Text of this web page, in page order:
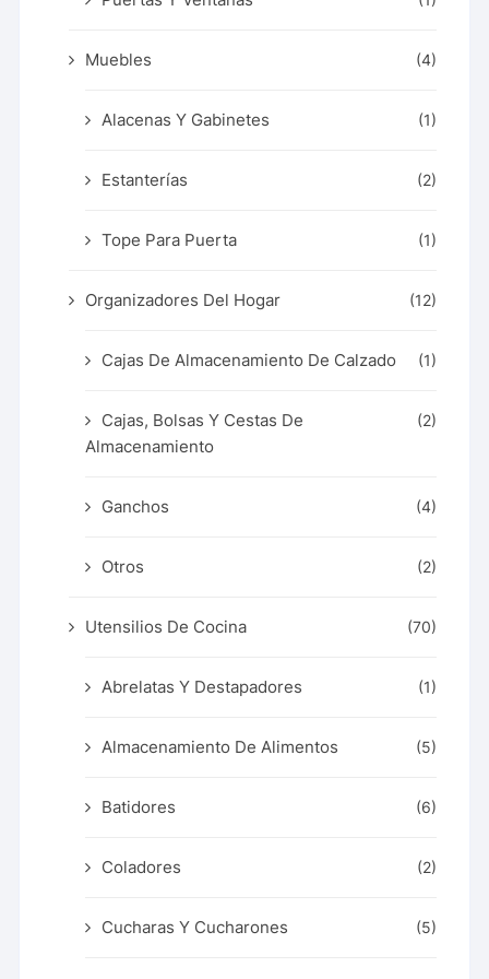
Muebles (4)
Alacenas Y Gabinetes (1)
Estanterías (2)
Tope Para Puerta (1)
Organizadores Del Hogar (12)
Cajas De Almacenamiento De Calzado (1)
Cajas, Bolsas Y Cestas De
Almacenamiento
(2)
Ganchos (4)
Otros (2)
Utensilios De Cocina (70)
Abrelatas Y Destapadores (1)
Almacenamiento De Alimentos (5)
Batidores (6)
Coladores (2)
Cucharas Y Cucharones (5)